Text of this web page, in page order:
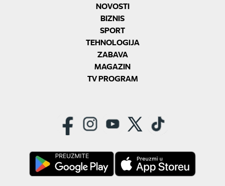
NOVOSTI
BIZNIS
SPORT
TEHNOLOGIJA
ZABAVA
MAGAZIN
TV PROGRAM